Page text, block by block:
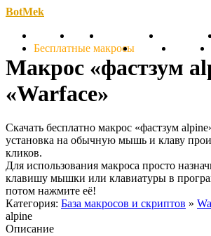
BotMek
Скачать
Обзор Обновления
Бесплатные макросы Тарифы Отзывы
Макрос «фастзум
«Warface»
Скачать бесплатно макрос «фастзум
установка на обычную мышь и клаву
кликов.
Для использования макроса просто
клавишу мышки или клавиатуры в
потом нажмите её!
Категория: База макросов и скриптов »
alpine
Описание